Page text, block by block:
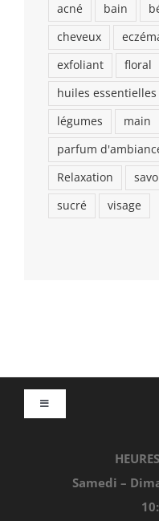
acné bain
cheveux
exfoliant
floral
huiles essentielles
légumes
main
parfum
Relaxation
sucré
visage
Toggle
Samedi –